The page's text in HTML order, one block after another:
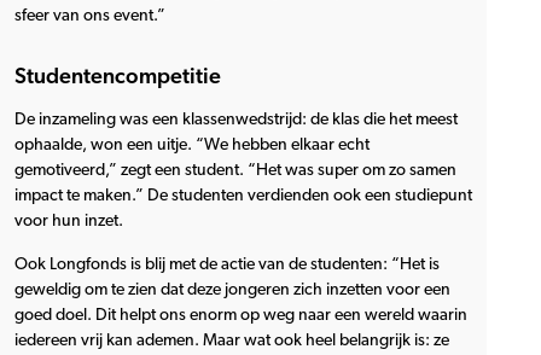
sfeer van ons event.”
Studentencompetitie
De inzameling was een klassenwedstrijd: de klas die het meest
ophaalde, won een uitje. “We hebben elkaar echt
gemotiveerd,” zegt een student. “Het was super om zo samen
impact te maken.” De studenten verdienden ook een studiepunt
voor hun inzet.
Ook Longfonds is blij met de actie van de studenten: “Het is
geweldig om te zien dat deze jongeren zich inzetten voor een
goed doel. Dit helpt ons enorm op weg naar een wereld waarin
iedereen vrij kan ademen. Maar wat ook heel belangrijk is: ze